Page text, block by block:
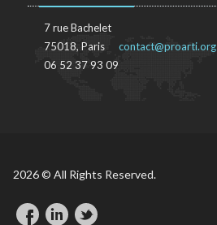
7 rue Bachelet
75018, Paris
06 52 37 93 09
contact@proarti.org
2026 © All Rights Reserved.